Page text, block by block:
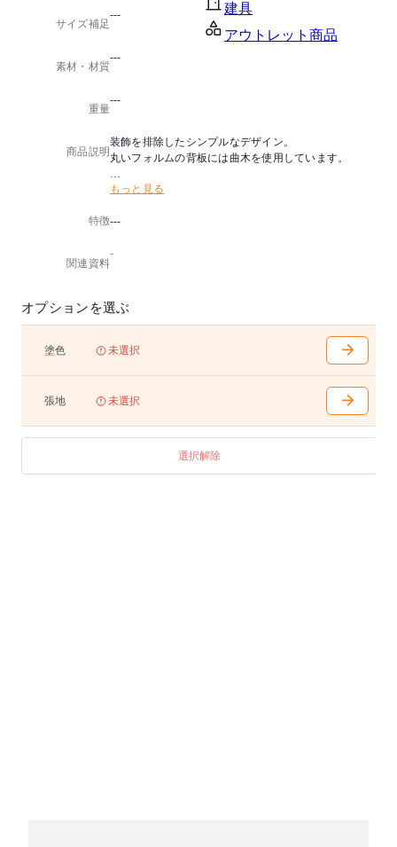
建具
アウトレット商品
サイズ補足
---
素材・材質
---
重量
---
商品説明
装飾を排除したシンプルなデザイン。
丸いフォルムの背板には曲木を使用しています。
塗色はOF(オイル仕上げ)も可能です。
もっと見る
特徴---
関連資料
-
オプションを選ぶ
塗色 未選択
張地 未選択
選択解除